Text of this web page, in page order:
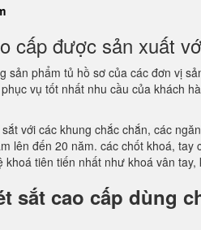
cấp được sản xuất
sản phẩm tủ hồ sơ của các đơn vị
vụ tốt nhất nhu cầu của khách
với các khung chắc chắn, các
lên đến 20 năm. các chốt khoá,
khoá tiên tiến nhất như khoá vân tay,
sắt cao cấp dùng